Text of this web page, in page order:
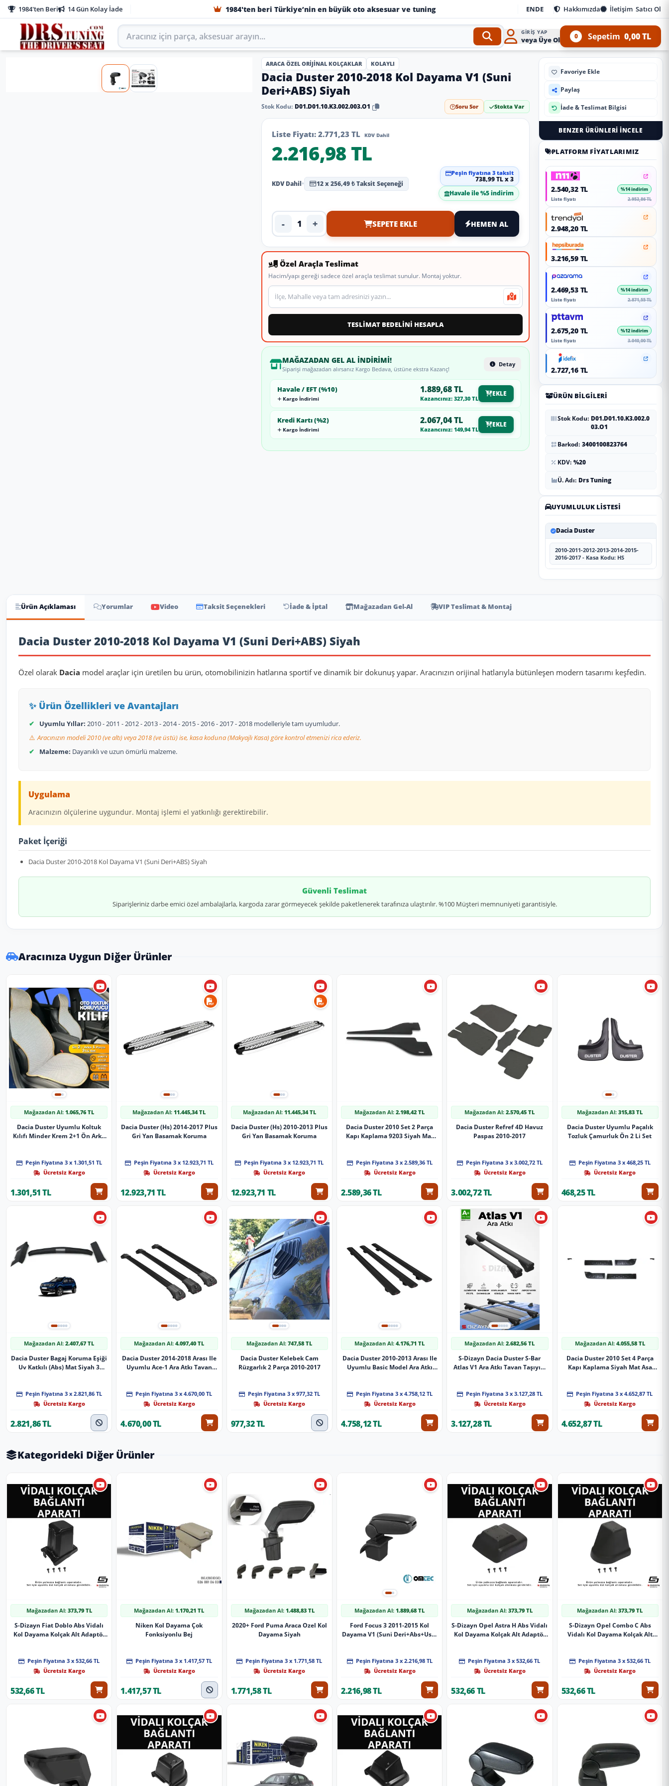
1984'ten Beri 14 Gün Kolay İade 1984'ten beri Türkiye’nin en büyük oto aksesuar ve tuning ENDE Hakkımızda İletişim Satıcı Ol
Aracınız için parça arayın
GIRIŞ YAP
veya Üye Ol 0 Sepetim 0,00 TL
ARACA ÖZEL ORIJINAL KOLÇAKLAR KOLAYLI
Dacia Duster 2010-2018 Kol Dayama V1 (Suni
Deri+ABS) Siyah
Stok Kodu: D01.D01.10.K3.002.003.O1 Soru Sor Stokta Var
Liste Fiyatı:2.771,23 TL KDV Dahil
2.216,98 TL
KDV Dahil• 12 x 256,49 ₺ Taksit Seçeneği
Peşin fiyatına 3 taksit
738,99 TL x 3
Havale ile %5 indirim
Ürün adedi
- + SEPETE EKLE HEMEN AL
Özel Araçla Teslimat
Hacim/yapı gereği sadece özel araçla teslimat sunulur. Montaj yoktur.
Teslimat veya montaj adresi
TESLİMAT BEDELİNİ HESAPLA
MAĞAZADAN GEL AL İNDIRIMI!
Siparişi mağazadan alırsanız Kargo Bedava, üstüne ekstra Kazanç!
Detay
Havale / EFT (%10)
Kargo İndirimi
1.889,68 TL
Kazancınız: 327,30 TL
EKLE
Kredi Kartı (%2)
Kargo İndirimi
2.067,04 TL
Kazancınız: 149,94 TL
EKLE
Favoriye Ekle
Paylaş
İade & Teslimat Bilgisi
BENZER ÜRÜNLERI İNCELE
PLATFORM FIYATLARIMIZ
2.540,32 TL %14 indirim
Liste fiyatı 2.953,86 TL
2.948,20 TL
3.216,59 TL
2.469,53 TL %14 indirim
Liste fiyatı 2.871,55 TL
2.675,20 TL %12 indirim
Liste fiyatı 3.040,00 TL
2.727,16 TL
ÜRÜN BILGILERI
Stok Kodu: D01.D01.10.K3.002.0
03.O1
Barkod: 3400100823764
KDV: %20
Ü. Adı: Drs Tuning
UYUMLULUK LISTESI
Dacia Duster
2010-2011-2012-2013-2014-2015-
2016-2017 - Kasa Kodu: HS
Ürün Açıklaması Yorumlar Video Taksit Seçenekleri İade & İptal Mağazadan Gel-Al VIP Teslimat & Montaj
Ürün Açıklaması
Dacia Duster 2010-2018 Kol Dayama V1 (Suni Deri+ABS) Siyah
Özel olarak Dacia model araçlar için üretilen bu ürün, otomobilinizin hatlarına sportif ve dinamik bir dokunuş yapar. Aracınızın orijinal hatlarıyla bütünleşen modern tasarımı keşfedin.
✨ Ürün Özellikleri ve Avantajları
✔ Uyumlu Yıllar: 2010 - 2011 - 2012 - 2013 - 2014 - 2015 - 2016 - 2017 - 2018 modelleriyle tam uyumludur.
⚠️ Aracınızın modeli 2010 (ve altı) veya 2018 (ve üstü) ise, kasa koduna (Makyajlı Kasa) göre kontrol etmenizi rica ederiz.
✔
Malzeme: Dayanıklı ve uzun ömürlü malzeme.
Uygulama
Aracınızın ölçülerine uygundur. Montaj işlemi el yatkınlığı gerektirebilir.
Paket İçeriği
Dacia Duster 2010-2018 Kol Dayama V1 (Suni Deri+ABS) Siyah
Güvenli Teslimat
Siparişleriniz darbe emici özel ambalajlarla, kargoda zarar görmeyecek şekilde paketlenerek tarafınıza ulaştırılır. %100 Müşteri memnuniyeti garantisiyle.
Aracınıza Uygun Diğer Ürünler
Mağazadan Al:1.065,76 TL
Dacia Duster Uyumlu Koltuk
Kılıfı Minder Krem 2+1 Ön Arka
Peşin Fiyatına 3 x 1.301,51 TL
Ücretsiz Kargo
1.301,51 TL
Mağazadan Al:11.445,34 TL
Dacia Duster (Hs) 2014-2017 Plus
Gri Yan Basamak Koruma
Peşin Fiyatına 3 x 12.923,71 TL
Ücretsiz Kargo
12.923,71 TL
Mağazadan Al: 11.445,34 TL
Dacia Duster (Hs) 2010-2013 Plus
Gri Yan Basamak Koruma
Peşin Fiyatına 3 x 12.923,71 TL
Ücretsiz Kargo
12.923,71 TL
Mağazadan Al:2.198,42 TL
Dacia Duster 2010 Set 2 Parça
Kapı Kaplama 9203 Siyah Mat
Peşin Fiyatına 3 x 2.589,36 TL
Ücretsiz Kargo
2.589,36 TL
Mağazadan Al:2.570,45 TL
Dacia Duster Refref 4D Havuz
Paspas 2010-2017
Peşin Fiyatına 3 x 3.002,72 TL
Ücretsiz Kargo
3.002,72 TL
Mağazadan Al:315,83 TL
Dacia Duster Uyumlu Paçalık
Tozluk Çamurluk Ön 2 Li Set
Peşin Fiyatına 3 x 468,25 TL
Ücretsiz Kargo
468,25 TL
Mağazadan Al:2.407,67 TL
Dacia Duster Bagaj Koruma Eşiği
Uv Katkılı (Abs) Mat Siyah 3
Peşin Fiyatına 3 x 2.821,86 TL
Ücretsiz Kargo
2.821,86 TL
Mağazadan Al:4.097,40 TL
Dacia Duster 2014-2018 Arası Ile
Uyumlu Ace-1 Ara Atkı Tavan
Peşin Fiyatına 3 x 4.670,00 TL
Ücretsiz Kargo
4.670,00 TL
Mağazadan Al:747,58 TL
Dacia Duster Kelebek Cam
Rüzgarlık 2 Parça 2010-2017
Peşin Fiyatına 3 x 977,32 TL
Ücretsiz Kargo
977,32 TL
Mağazadan Al:4.176,71 TL
Dacia Duster 2010-2013 Arası Ile
Uyumlu Basic Model Ara Atkı
Peşin Fiyatına 3 x 4.758,12 TL
Ücretsiz Kargo
4.758,12 TL
Mağazadan Al:2.682,56 TL
S-Dizayn Dacia Duster S-Bar
Atlas V1 Ara Atkı Tavan Taşıyıcı
Peşin Fiyatına 3 x 3.127,28 TL
Ücretsiz Kargo
3.127,28 TL
Mağazadan Al: 4.055,58 TL
Dacia Duster 2010 Set 4 Parça
Kapı Kaplama Siyah Mat Asa
Peşin Fiyatına 3 x 4.652,87 TL
Ücretsiz Kargo
4.652,87 TL
Kategorideki Diğer Ürünler
Mağazadan Al: 373,79 TL
S-Dizayn Fiat Doblo Abs Vidalı
Kol Dayama Kolçak Alt Adaptör
Peşin Fiyatına 3 x 532,66 TL
Ücretsiz Kargo
532,66 TL
Mağazadan Al:1.170,21 TL
Niken Kol Dayama Çok
Fonksiyonlu Bej
Peşin Fiyatına 3 x 1.417,57 TL
Ücretsiz Kargo
1.417,57 TL
Mağazadan Al: 1.488,83 TL
2020+ Ford Puma Araca Ozel Kol
Dayama Siyah
Peşin Fiyatına 3 x 1.771,58 TL
Ücretsiz Kargo
1.771,58 TL
Mağazadan Al:1.889,68 TL
Ford Focus 3 2011-2015 Kol
Dayama V1 (Suni Deri+Abs+Usb)
Peşin Fiyatına 3 x 2.216,98 TL
Ücretsiz Kargo
2.216,98 TL
Mağazadan Al: 373,79 TL
S-Dizayn Opel Astra H Abs Vidalı
Kol Dayama Kolçak Alt Adaptör
Peşin Fiyatına 3 x 532,66 TL
Ücretsiz Kargo
532,66 TL
Mağazadan Al:373,79 TL
S-Dizayn Opel Combo C Abs
Vidalı Kol Dayama Kolçak Alt
Peşin Fiyatına 3 x 532,66 TL
Ücretsiz Kargo
532,66 TL